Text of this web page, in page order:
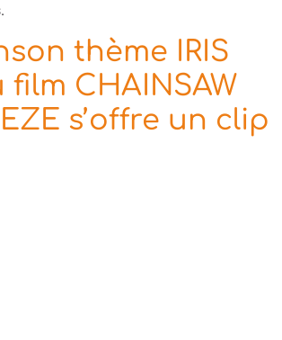
thème IRIS
film CHAINSAW
s’offre un clip